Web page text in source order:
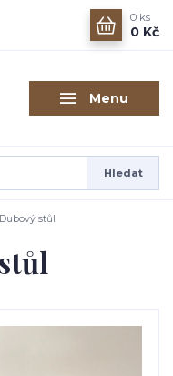
Menu
Hledat
0 ks
0 Kč
Dubový stůl